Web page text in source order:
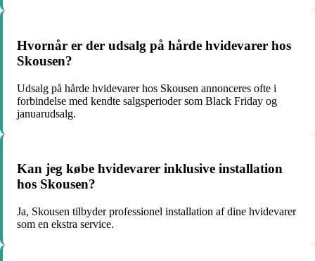
Hvornår er der udsalg på hårde hvidevarer hos
Skousen?
Udsalg på hårde hvidevarer hos Skousen annonceres ofte i
forbindelse med kendte salgsperioder som Black Friday og
januarudsalg.
Kan jeg købe hvidevarer inklusive installation
hos Skousen?
Ja, Skousen tilbyder professionel installation af dine hvidevarer
som en ekstra service.